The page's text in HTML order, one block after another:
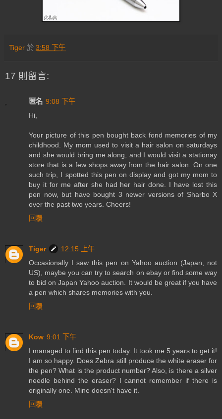
Tiger 於 3:58 下午
17 則留言:
匿名 9:08 下午
Hi,
Your picture of this pen bought back fond memories of my
childhood. My mom used to visit a hair salon on saturdays
and she would bring me along, and I would visit a stationay
store that is a few shops away from the hair salon. On one
such trip, I spotted this pen on display and got my mom to
buy it for me after she had her hair done. I have lost this
pen now, but have bought 3 newer versions of Sharbo X
over the past two years. Cheers!
回覆
Tiger
12:15 上午
Occasionally I saw this pen on Yahoo auction (Japan, not
US), maybe you can try to search on ebay or find some way
to bid on Japan Yahoo auction. It would be great if you have
a pen which shares memories with you.
回覆
Kow 9:01 下午
I managed to find this pen today. It took me 5 years to get it!
I am so happy. Does Zebra still produce the white eraser for
the pen? What is the product number? Also, is there a silver
needle behind the eraser? I cannot remember if there is
originally one. Mine doesn't have it.
回覆